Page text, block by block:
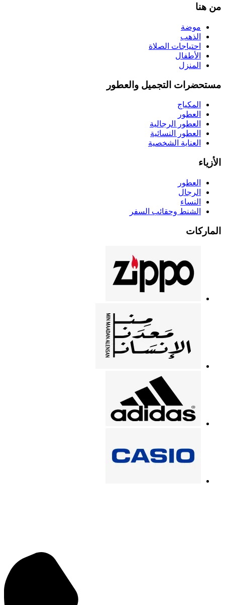
من هنا
موضة
الذهب
احتياجات الصلاة
الأطفال
المنزل
مستحضرات التجميل والعطور
المكياج
العطور
العطور الرجالية
العطور النسائية
العناية الشخصية
الأزياء
العطور
الرجال
النساء
الشنط وحقائب السفر
الماركات